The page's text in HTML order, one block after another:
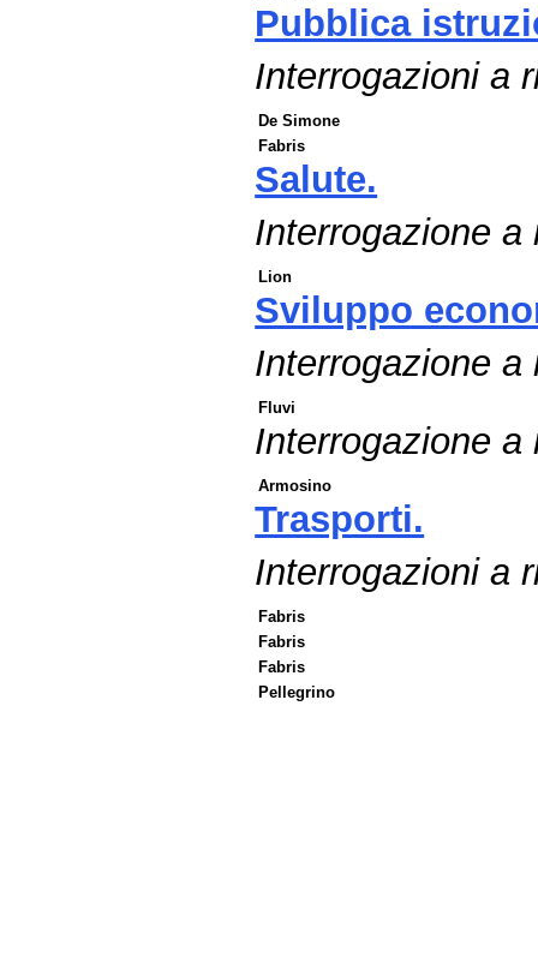
Pubblica
Interrogazioni a
De Simone
Fabris
Salute.
Interrogazione
Lion
Sviluppo
Interrogazione
Fluvi
Interrogazione
Armosino
Trasporti.
Interrogazioni a
Fabris
Fabris
Fabris
Pellegrino